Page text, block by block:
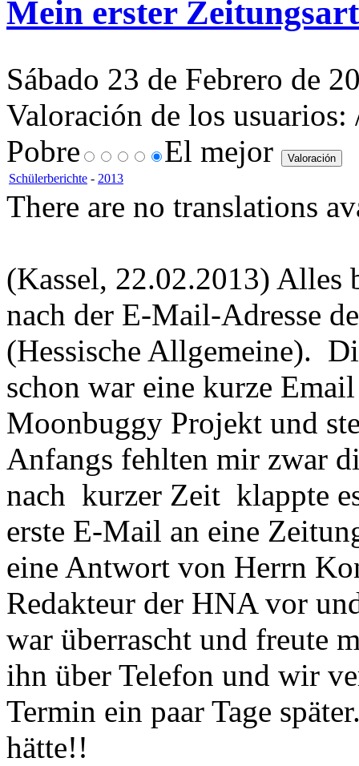
Mein erster
Sábado 23 de Febrero de
Valoración de los usuarios:
Pobre
El mejor
Schülerberichte - 2013
There are no translations
(Kassel, 22.02.2013) Alles
nach der E-Mail-Adresse
(Hessische Allgemeine).
schon war eine kurze
Moonbuggy Projekt und
Anfangs fehlten mir zwar
nach kurzer Zeit klappte
erste E-Mail an eine
eine Antwort von Herrn
Redakteur der HNA vor
war überrascht und freute
ihn über Telefon und wir
Termin ein paar Tage
hätte!!